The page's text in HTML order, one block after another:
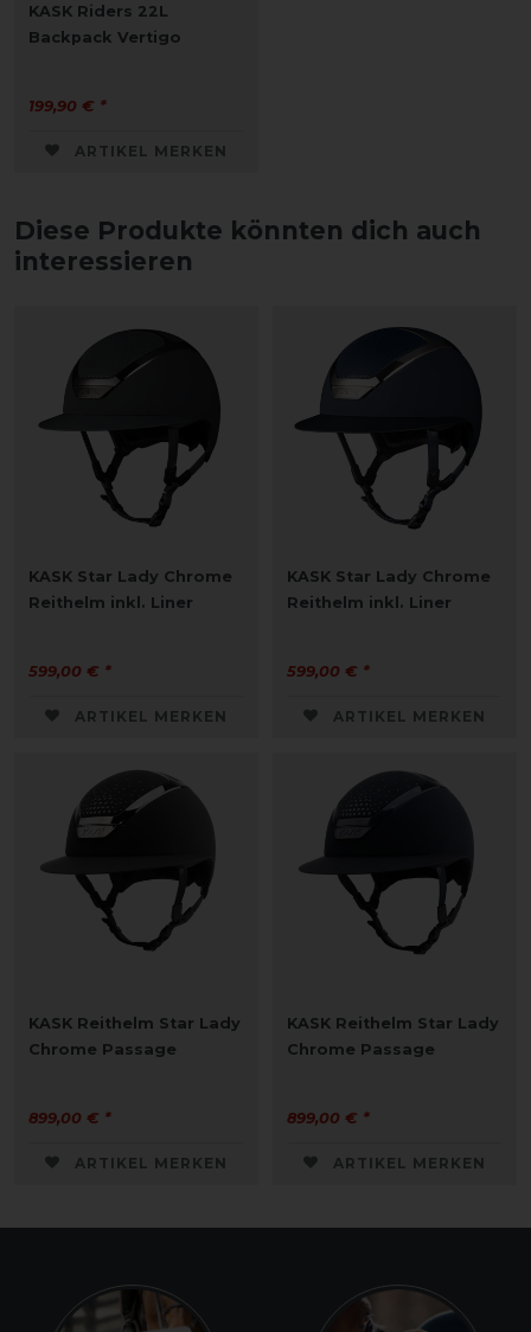
KASK Riders 22L
Backpack Vertigo
199,90 € *
ARTIKEL MERKEN
Diese Produkte könnten dich auch
interessieren
KASK Star Lady Chrome
Reithelm inkl. Liner
599,00 € *
ARTIKEL MERKEN
KASK Star Lady Chrome
Reithelm inkl. Liner
599,00 € *
ARTIKEL MERKEN
KASK Reithelm Star Lady
Chrome Passage
899,00 € *
ARTIKEL MERKEN
KASK Reithelm Star Lady
Chrome Passage
899,00 € *
ARTIKEL MERKEN